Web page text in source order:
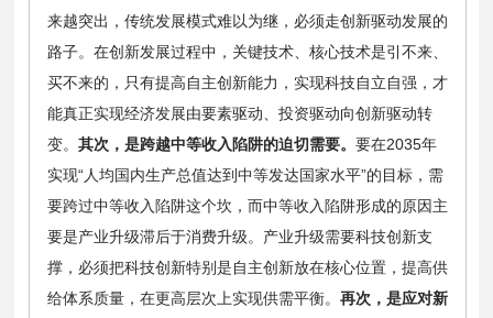
来越突出，传统发展模式难以为继，必须走创新驱动发展的
路子。在创新发展过程中，关键技术、核心技术是引不来、
买不来的，只有提高自主创新能力，实现科技自立自强，才
能真正实现经济发展由要素驱动、投资驱动向创新驱动转
变。 其次，是跨越中等收入陷阱的迫切需要。 要在2035年
实现“人均国内生产总值达到中等发达国家水平”的目标，需
要跨过中等收入陷阱这个坎，而中等收入陷阱形成的原因主
要是产业升级滞后于消费升级。产业升级需要科技创新支
撑，必须把科技创新特别是自主创新放在核心位置，提高供
给体系质量，在更高层次上实现供需平衡。 再次，是应对新